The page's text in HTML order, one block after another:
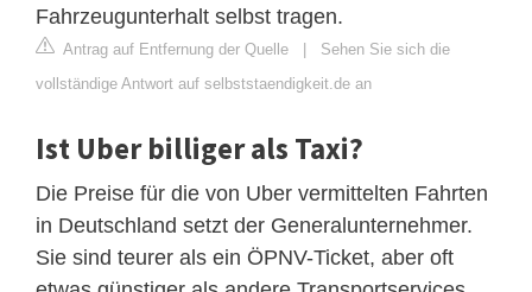
Fahrzeugunterhalt selbst tragen.
Antrag auf Entfernung der Quelle | Sehen Sie sich die
vollständige Antwort auf selbststaendigkeit.de an
Ist Uber billiger als Taxi?
Die Preise für die von Uber vermittelten Fahrten
in Deutschland setzt der Generalunternehmer.
Sie sind teurer als ein ÖPNV-Ticket, aber oft